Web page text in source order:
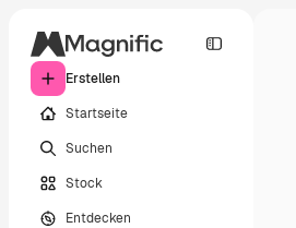
Erstellen
Startseite
Suchen
Stock
Entdecken